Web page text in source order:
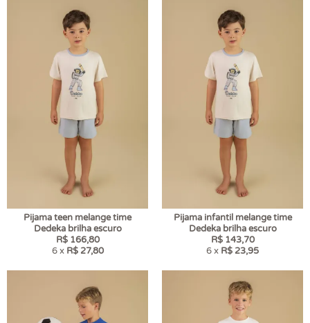
Pijama teen melange time
Dedeka brilha escuro
R$ 166,80
6 x R$ 27,80
Pijama infantil melange time
Dedeka brilha escuro
R$ 143,70
6 x R$ 23,95